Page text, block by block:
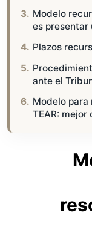
Modelo
es presentar
Plazos
ante el
Modelo para
TEAR: